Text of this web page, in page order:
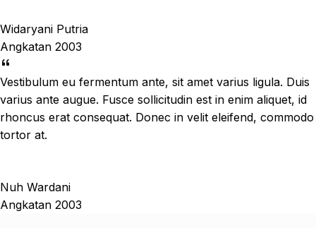
Widaryani Putria
Angkatan 2003
Vestibulum eu fermentum ante, sit amet varius ligula. Duis
varius ante augue. Fusce sollicitudin est in enim aliquet, id
rhoncus erat consequat. Donec in velit eleifend, commodo
tortor at.
Nuh Wardani
Angkatan 2003